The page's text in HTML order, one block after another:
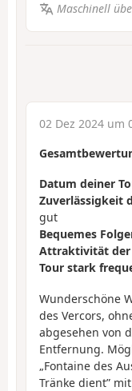
Maschinell
02 Dez 2024 um
Datum deiner
Zuverlässigkeit
gut
Bequemes
Attraktivität der
Tour stark
Wunderschöne
des Vercors,
abgesehen von
Entfernung.
„Fontaine des
Tränke dient”